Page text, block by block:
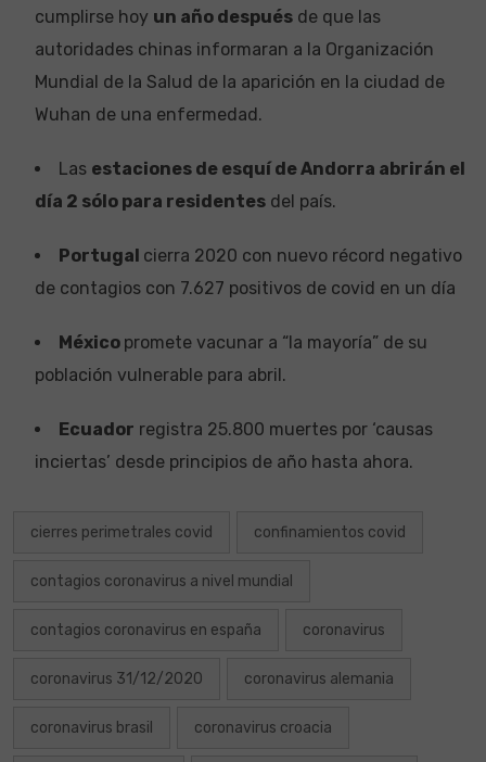
cumplirse hoy un año después de que las
autoridades chinas informaran a la Organización
Mundial de la Salud de la aparición en la ciudad de
Wuhan de una enfermedad.
Las estaciones de esquí de Andorra abrirán el
día 2 sólo para residentes del país.
Portugal cierra 2020 con nuevo récord negativo
de contagios con 7.627 positivos de covid en un día
México promete vacunar a “la mayoría” de su
población vulnerable para abril.
Ecuador registra 25.800 muertes por ‘causas
inciertas’ desde principios de año hasta ahora.
cierres perimetrales covid confinamientos covid
contagios coronavirus a nivel mundial
contagios coronavirus en españa coronavirus
coronavirus 31/12/2020 coronavirus alemania
coronavirus brasil coronavirus croacia